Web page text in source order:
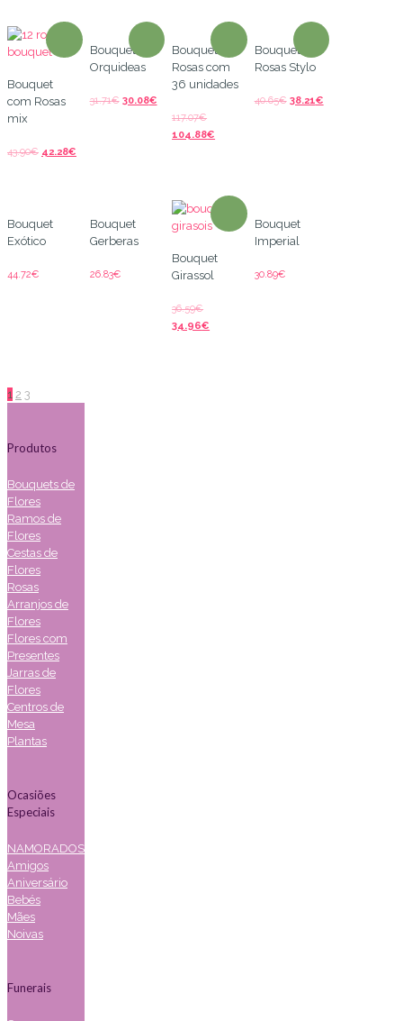
Bouquet
com Rosas
mix
43.90€ 42.28€
Bouquet de
Orquideas
31.71€ 30.08€
Bouquet de
Rosas com
36 unidades
117.07€
104.88€
Bouquet de
Rosas Stylo
40.65€ 38.21€
Bouquet
Exótico
44.72€
Bouquet
Gerberas
26.83€
Bouquet
Girassol
36.59€
34.96€
Bouquet
Imperial
30.89€
1 2 3
Produtos
Bouquets de
Flores
Ramos de
Flores
Cestas de
Flores
Rosas
Arranjos de
Flores
Flores com
Presentes
Jarras de
Flores
Centros de
Mesa
Plantas
Ocasiões
Especiais
NAMORADOS
Amigos
Aniversário
Bebés
Mães
Noivas
Funerais